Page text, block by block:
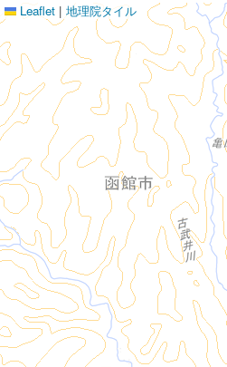
Leaflet | 地理院タイル